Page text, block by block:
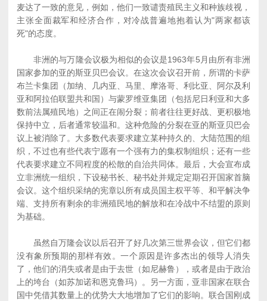
麦达了一致的意见，例如，他们一致谴责殖民主义和种族歧视，
主张全面裁军和经济合作，对冷战普遍地抱着认为"两家都该
死"的态度。
非洲的与万隆会议极为相似的会议是1963年5月由所有非洲
国家参加的亚的斯亚贝巴会议。在这次会议召开前，所谓的卡萨
布兰卡集团（加纳、几内亚、马里、摩洛哥、利比亚、阿尔及利
亚和阿拉伯联盟共和国）与蒙罗维亚集团（包括尼日利亚和大多
数前法属殖民地）之间正在闹分裂；前者往往更好战、更积极地
保持中立，后者通常较温和。这种危险的分裂在亚的斯亚贝巴会
议上被消除了。大多数代表要求建立某种持久的、大陆范围的组
织，不过也有些代表宁愿有一个强有力的集权制组织；还有一些
代表要求建立不同程度的松散的自治共同体。最后，大会宣布成
立非洲统一组织，下设秘书长、秘书处并规定定期召开国家首脑
会议。这个组织采纳的宪章以所有成员国主权平等、和平解决争
端、支持所有剩余的非洲殖民地的解放和在冷战中不结盟的原则
为基础。
虽然自万隆会议以后召开了好几次第三世界会议，但它们都
没有象所预期的那样有效。一个原因是许多杰出的领导人消失
了，他们的消失或者是由于去世（如尼赫鲁），或者是由于政治
上的垮台（如苏加诺和恩克鲁玛）。另一方面，亚非国家在联合
国中凭借其数量上的优势大大地增加了它们的影响。联合国刚成